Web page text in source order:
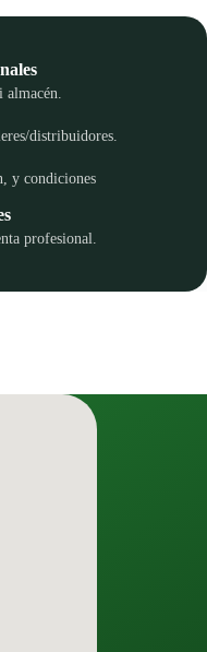
distribuidores.
y condiciones
profesional.